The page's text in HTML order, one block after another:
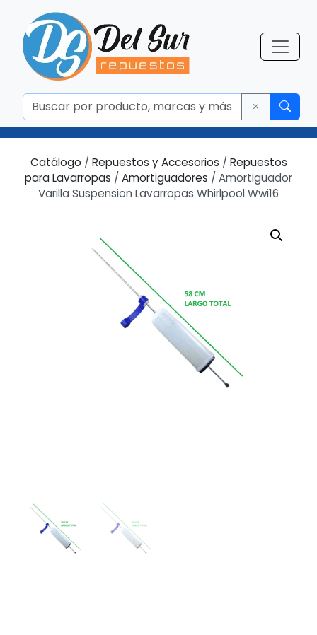
Catálogo / Repuestos y Accesorios / Repuestos
para Lavarropas / Amortiguadores / Amortiguador
Varilla Suspension Lavarropas Whirlpool Wwi16